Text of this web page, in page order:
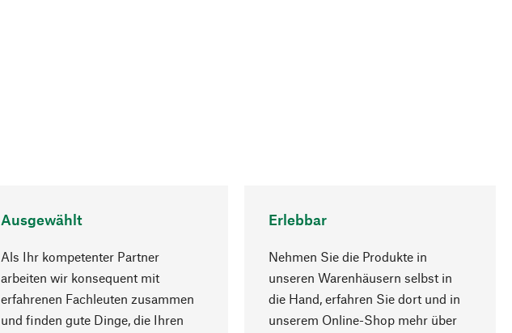
Ausgewählt
Als Ihr kompetenter Partner
arbeiten wir konsequent mit
erfahrenen Fachleuten zusammen
und finden gute Dinge, die Ihren
Erlebbar
Nehmen Sie die Produkte in
unseren Warenhäusern selbst in
die Hand, erfahren Sie dort und in
unserem Online-Shop mehr über